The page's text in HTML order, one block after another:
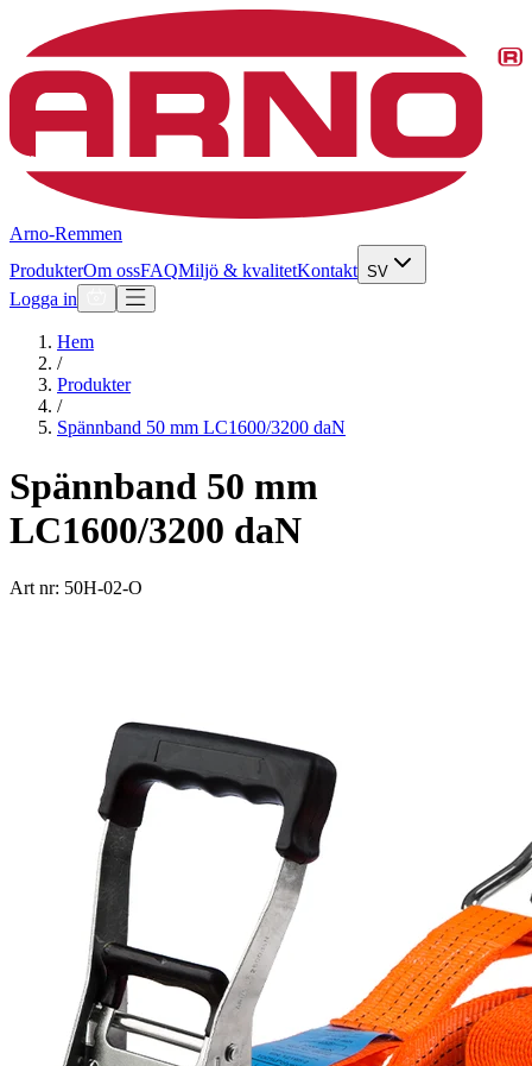
Arno-Remmen
ProdukterOm ossFAQMiljö & kvalitetKontakt SV
Logga in
Hem
/
Produkter
/
Spännband 50 mm LC1600/3200 daN
Spännband 50 mm
LC1600/3200 daN
Art nr: 50H-02-O